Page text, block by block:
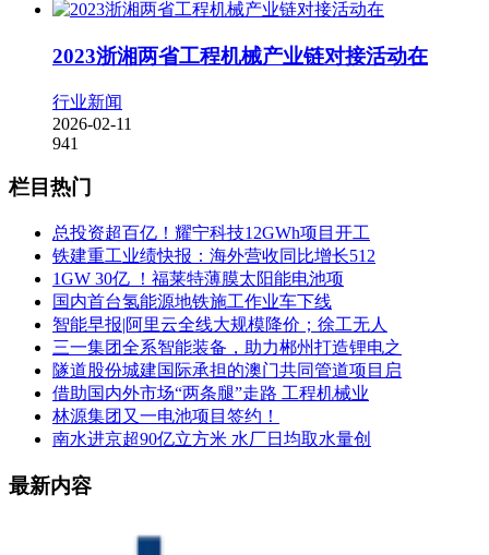
2023浙湘两省工程机械产业链对接活动在
行业新闻
2026-02-11
941
栏目热门
总投资超百亿！耀宁科技12GWh项目开工
铁建重工业绩快报：海外营收同比增长512
1GW 30亿 ！福莱特薄膜太阳能电池项
国内首台氢能源地铁施工作业车下线
智能早报|阿里云全线大规模降价；徐工无人
三一集团全系智能装备，助力郴州打造锂电之
隧道股份城建国际承担的澳门共同管道项目启
借助国内外市场“两条腿”走路 工程机械业
林源集团又一电池项目签约！
南水进京超90亿立方米 水厂日均取水量创
最新内容